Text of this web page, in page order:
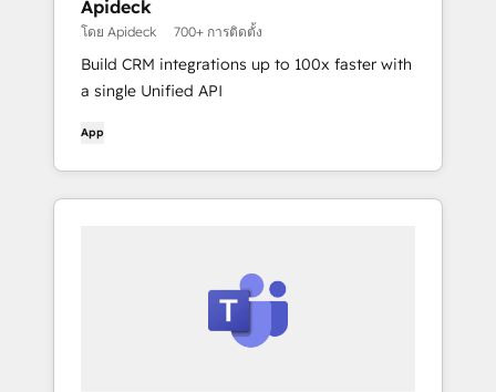
Apideck
โดย Apideck 700+ การติดตั้ง
Build CRM integrations up to 100x faster with
a single Unified API
App